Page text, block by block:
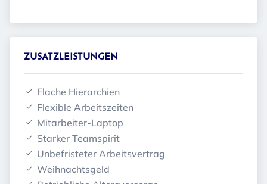
ZUSATZLEISTUNGEN
Flache Hierarchien
Flexible Arbeitszeiten
Mitarbeiter-Laptop
Starker Teamspirit
Unbefristeter Arbeitsvertrag
Weihnachtsgeld